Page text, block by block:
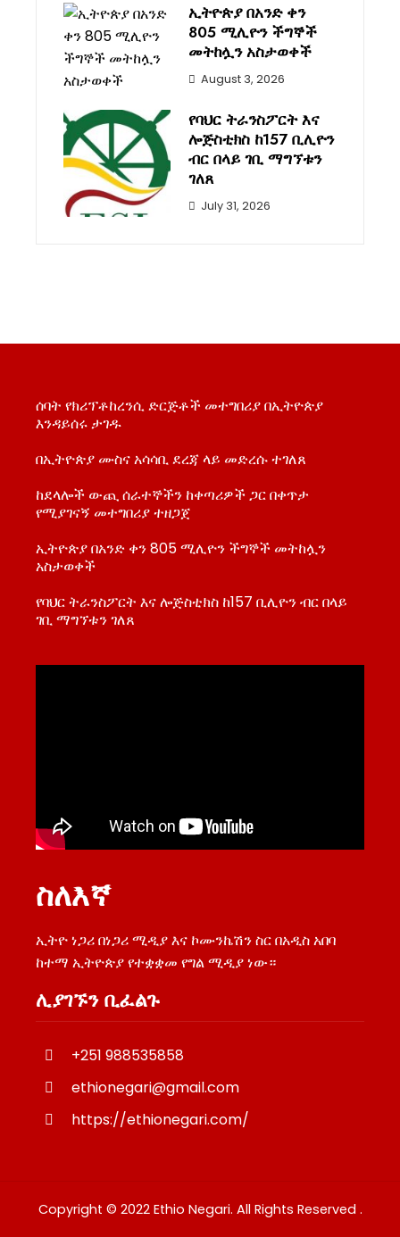
ኢትዮጵያ በአንድ ቀን
805 ሚሊዮን ችግኞች
መትከሏን አስታወቀች
August 3, 2026
የባህር ትራንስፖርት እና
ሎጅስቲክስ ከ157 ቢሊዮን
ብር በላይ ገቢ ማግኘቱን
ገለጸ
July 31, 2026
ሰባት የክሪፕቶከረንሲ ድርጅቶች መተግበሪያ በኢትዮጵያ
እንዳይሰሩ ታገዱ
በኢትዮጵያ ሙስና አሳሳቢ ደረጃ ላይ መድረሱ ተገለጸ
ከደላሎች ውጪ ሰራተኞችን ከቀጣሪዎች ጋር በቀጥታ
የሚያገናኝ መተግበሪያ ተዘጋጀ
ኢትዮጵያ በአንድ ቀን 805 ሚሊዮን ችግኞች መትከሏን
አስታወቀች
የባህር ትራንስፖርት እና ሎጅስቲክስ ከ157 ቢሊዮን ብር በላይ
ገቢ ማግኘቱን ገለጸ
ስለእኛ
ኢትዮ ነጋሪ በነጋሪ ሚዲያ እና ኮሙንኬሽን ስር በአዲስ አበባ
ከተማ ኢትዮጵያ የተቋቋመ የግል ሚዲያ ነው።
ሊያገኙን ቢፈልጉ
+251 988535858
ethionegari@gmail.com
https://ethionegari.com/
Copyright © 2022 Ethio Negari. All Rights Reserved .